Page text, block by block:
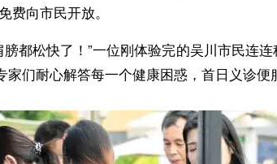
向市民开放。
都松快了！”一位刚体验完的吴川市民连
们耐心解答每一个健康困惑，首日义诊便